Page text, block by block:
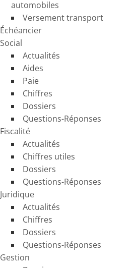
automobiles
Versement transport
Échéancier
Social
Actualités
Aides
Paie
Chiffres
Dossiers
Questions-Réponses
Fiscalité
Actualités
Chiffres utiles
Dossiers
Questions-Réponses
Juridique
Actualités
Chiffres
Dossiers
Questions-Réponses
Gestion